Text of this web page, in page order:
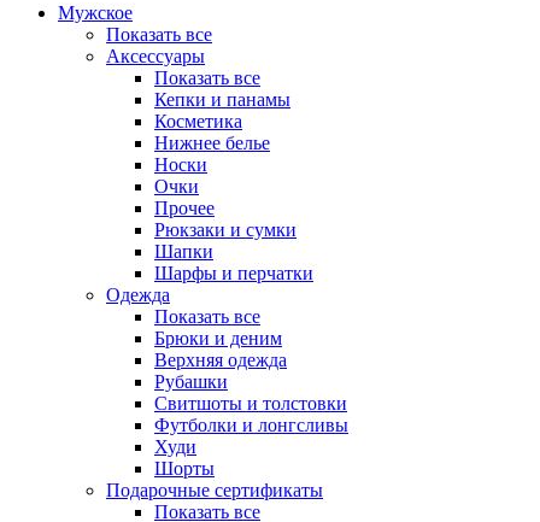
Мужское
Показать все
Аксессуары
Показать все
Кепки и панамы
Косметика
Нижнее белье
Носки
Очки
Прочее
Рюкзаки и сумки
Шапки
Шарфы и перчатки
Одежда
Показать все
Брюки и деним
Верхняя одежда
Рубашки
Свитшоты и толстовки
Футболки и лонгсливы
Худи
Шорты
Подарочные сертификаты
Показать все